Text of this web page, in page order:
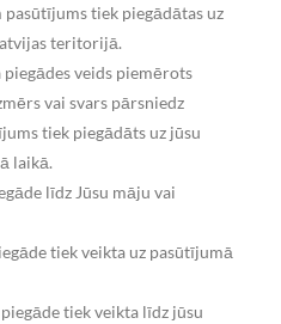
pasūtījums tiek piegādātas uz
teritorijā.
veids piemērots
vai svars pārsniedz
tiek piegādāts uz jūsu
laikā.
līdz Jūsu māju vai
tiek veikta uz pasūtījumā
tiek veikta līdz jūsu